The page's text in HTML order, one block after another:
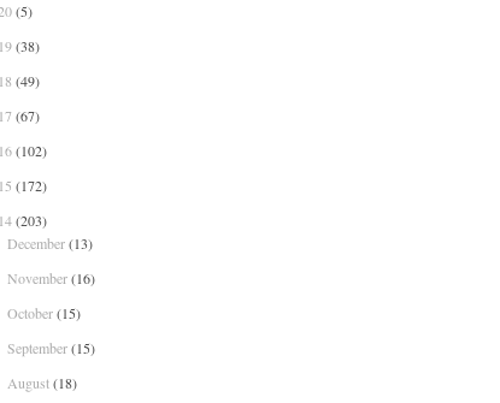
(5)
(38)
(49)
(67)
(102)
(172)
(203)
December(13)
November(16)
October(15)
September(15)
August(18)